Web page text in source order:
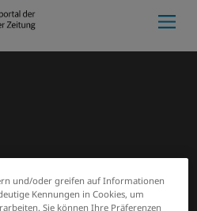
und/oder greifen auf Informationen
Kennungen in Cookies, um
Sie können Ihre Präferenzen